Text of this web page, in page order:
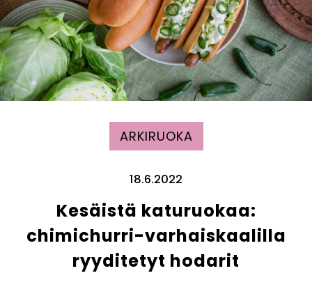
ARKIRUOKA
18.6.2022
Kesäistä katuruokaa:
chimichurri-varhaiskaalilla
ryyditetyt hodarit